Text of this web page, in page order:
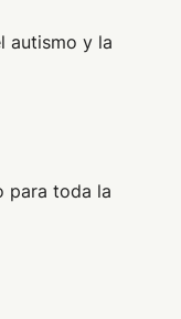
autismo y la
para toda la